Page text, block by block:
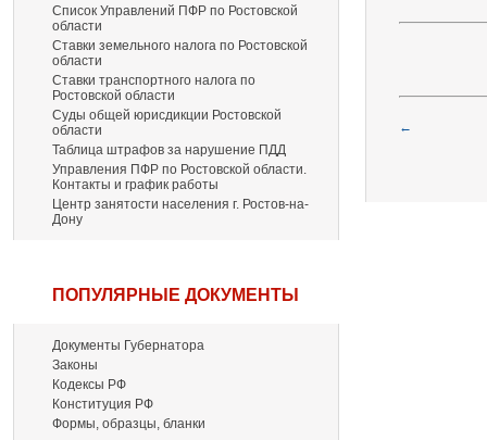
Список Управлений ПФР по Ростовской
области
Ставки земельного налога по Ростовской
области
Ставки транспортного налога по
Ростовской области
Суды общей юрисдикции Ростовской
области
Таблица штрафов за нарушение ПДД
Управления ПФР по Ростовской области.
Контакты и график работы
Центр занятости населения г. Ростов-на-
Дону
ПОПУЛЯРНЫЕ ДОКУМЕНТЫ
Документы Губернатора
Законы
Кодексы РФ
Конституция РФ
Формы, образцы, бланки
←